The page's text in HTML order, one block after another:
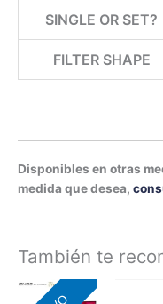
SINGLE OR SET?
FILTER SHAPE
Disponibles en otras
medida que desea,
También te
de
Este